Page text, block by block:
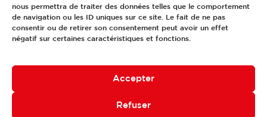
nous permettra de traiter des données telles que le comportement
de navigation ou les ID uniques sur ce site. Le fait de ne pas
consentir ou de retirer son consentement peut avoir un effet
négatif sur certaines caractéristiques et fonctions.
Accepter
Refuser
• Mentions légales
• Politique de confidentialité